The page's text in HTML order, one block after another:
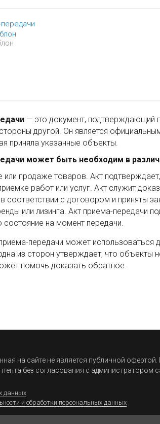
— это документ, подтверждающий
другой. Он является
приняла указанные объекты.
может быть необходим в
или продаже товаров. Акт
работ или услуг. Акт служит
соответствии с договором и приняты
или лизинга. Акт приема-передачи
состояние на момент передачи.
передачи может использоваться
из сторон утверждает, что объекты
помочь доказать обратное.
на сайте не является публичной
без согласования с администратором
данных
и обработки персональных данных